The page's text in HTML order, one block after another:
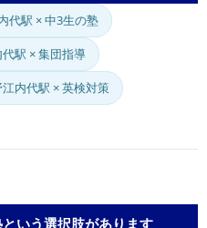
代駅 × 中3生の塾
駅 × 集団指導
江内代駅 × 英検対策
いう選択肢があります